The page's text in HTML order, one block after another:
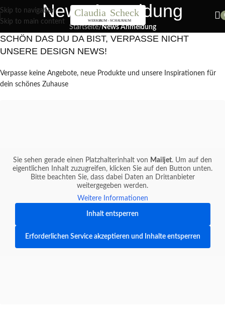
Skip to navigation
Skip to main content
Nächster Workshop Papierblumen, Sonntag 19. Juli / 11 Uhr
News Anmeldung
Startseite/News Anmeldung
SCHÖN DAS DU DA BIST, VERPASSE NICHT
UNSERE DESIGN NEWS!
Verpasse keine Angebote, neue Produkte und unsere Inspirationen für
dein schönes Zuhause
Sie sehen gerade einen Platzhalterinhalt von Mailjet. Um auf den
eigentlichen Inhalt zuzugreifen, klicken Sie auf den Button unten.
Bitte beachten Sie, dass dabei Daten an Drittanbieter
weitergegeben werden.
Weitere Informationen
Inhalt entsperren
Erforderlichen Service akzeptieren und Inhalte entsperren